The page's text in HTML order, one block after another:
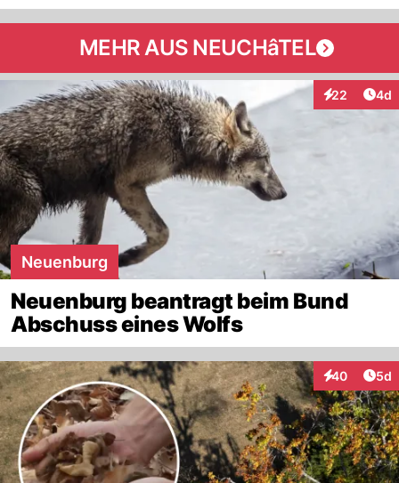
MEHR AUS NEUCHâTEL
22
Interaktionen
4d
Neuenburg
Neuenburg beantragt beim Bund
Abschuss eines Wolfs
40
Interaktionen
5d